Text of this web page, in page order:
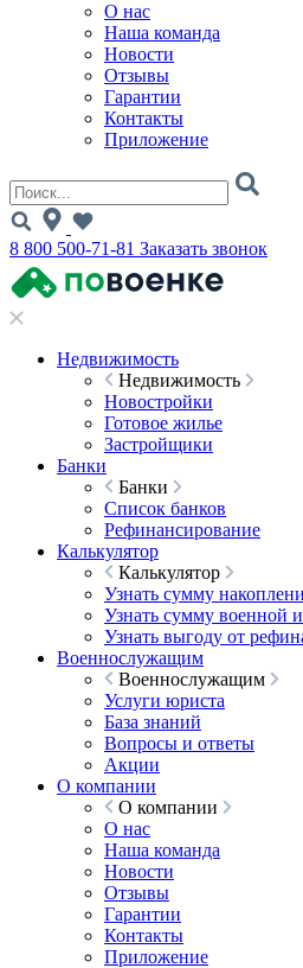
О нас
Наша команда
Новости
Отзывы
Гарантии
Контакты
Приложение
8 800 500-71-81 Заказать звонок
Недвижимость
Недвижимость
Новостройки
Готовое жилье
Застройщики
Банки
Банки
Список банков
Рефинансирование
Калькулятор
Калькулятор
Узнать сумму
Узнать сумму военной
Узнать выгоду от
Военнослужащим
Военнослужащим
Услуги юриста
База знаний
Вопросы и ответы
Акции
О компании
О компании
О нас
Наша команда
Новости
Отзывы
Гарантии
Контакты
Приложение